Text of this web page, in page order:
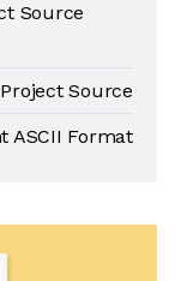
Source
Source
ASCII Format